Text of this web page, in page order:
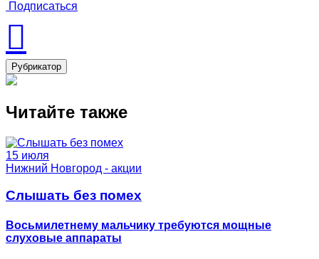
Подписаться
Рубрикатор
Читайте также
15 июля
Нижний Новгород - акции
Слышать без помех
Восьмилетнему мальчику требуются мощные
слуховые аппараты